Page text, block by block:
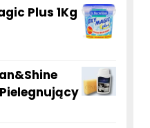
Plus 1Kg